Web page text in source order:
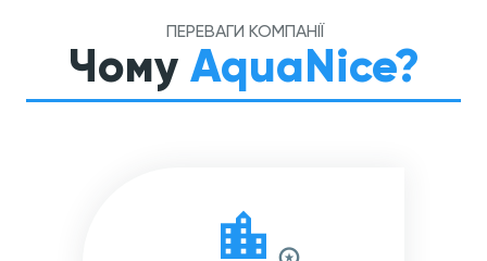
ЧомуAquaNice?
ПЕРЕВАГИ КОМПАНІЇ
location_city